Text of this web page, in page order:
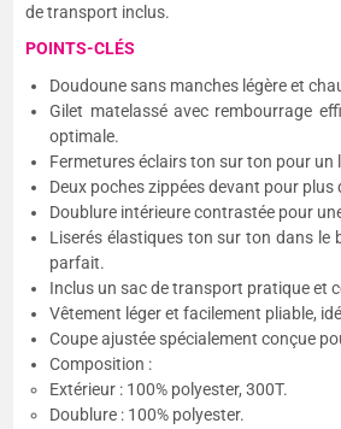
de transport inclus.
POINTS-CLÉS
Doudoune sans manches légère et
Gilet matelassé avec rembourrage
optimale.
Fermetures éclairs ton sur ton pour un
Deux poches zippées devant pour plus
Doublure intérieure contrastée pour
Liserés élastiques ton sur ton dans le
parfait.
Inclus un sac de transport pratique et
Vêtement léger et facilement pliable,
Coupe ajustée spécialement conçue
Composition :
Extérieur : 100% polyester, 300T.
Doublure : 100% polyester.